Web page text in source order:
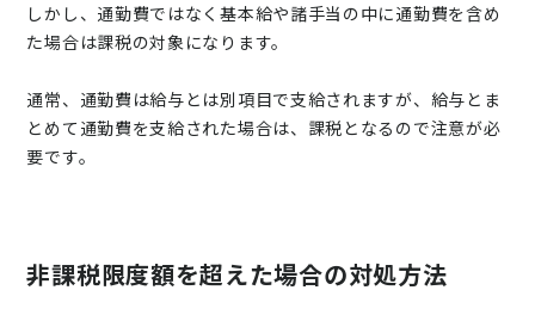
しかし、通勤費ではなく基本給や諸手当の中に通勤費を含め
た場合は課税の対象になります。
通常、通勤費は給与とは別項目で支給されますが、給与とま
とめて通勤費を支給された場合は、課税となるので注意が必
要です。
非課税限度額を超えた場合の対処方法